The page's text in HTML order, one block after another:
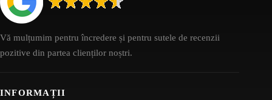
Vă mulțumim pentru încredere și pentru sutele de recenzii
pozitive din partea clienților noștri.
INFORMAȚII